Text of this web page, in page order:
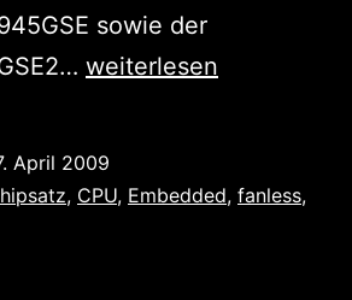
sowie der
LVDS
Dual
weiterlesen
April 2009
, CPU, Embedded, fanless,